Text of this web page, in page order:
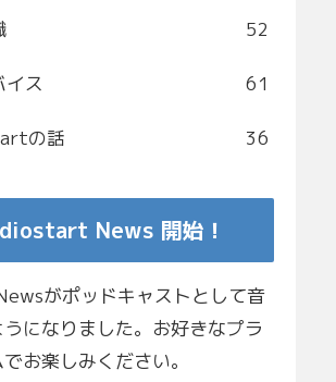
52
ス 61
の話 36
News 開始！
がポッドキャストとして音
になりました。お好きなプラ
お楽しみください。